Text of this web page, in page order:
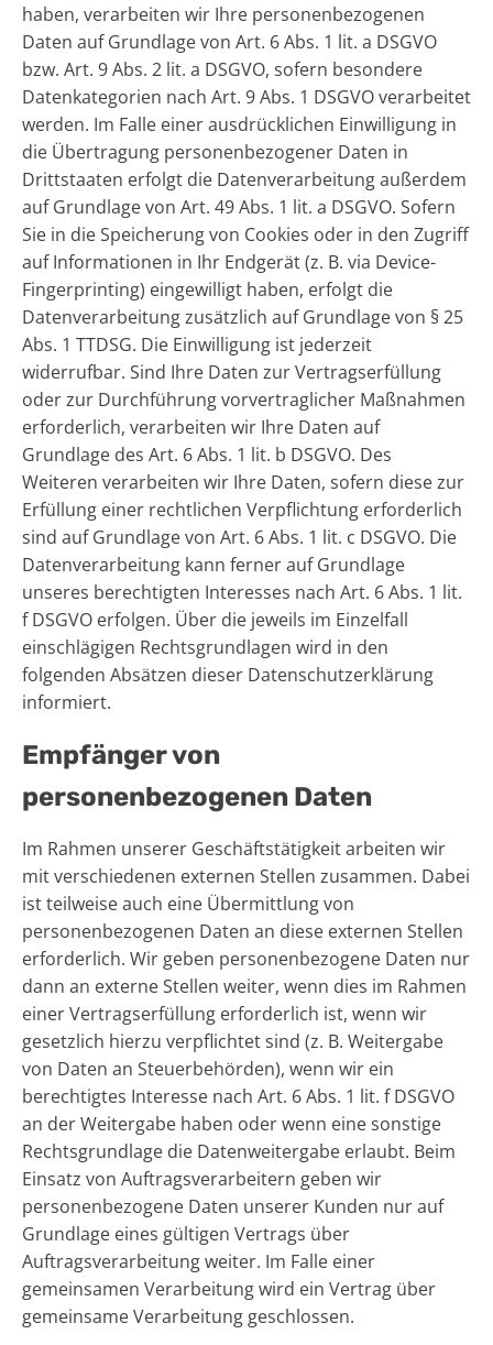
haben, verarbeiten wir Ihre personenbezogenen
Daten auf Grundlage von Art. 6 Abs. 1 lit. a DSGVO
bzw. Art. 9 Abs. 2 lit. a DSGVO, sofern besondere
Datenkategorien nach Art. 9 Abs. 1 DSGVO verarbeitet
werden. Im Falle einer ausdrücklichen Einwilligung in
die Übertragung personenbezogener Daten in
Drittstaaten erfolgt die Datenverarbeitung außerdem
auf Grundlage von Art. 49 Abs. 1 lit. a DSGVO. Sofern
Sie in die Speicherung von Cookies oder in den Zugriff
auf Informationen in Ihr Endgerät (z. B. via Device-
Fingerprinting) eingewilligt haben, erfolgt die
Datenverarbeitung zusätzlich auf Grundlage von § 25
Abs. 1 TTDSG. Die Einwilligung ist jederzeit
widerrufbar. Sind Ihre Daten zur Vertragserfüllung
oder zur Durchführung vorvertraglicher Maßnahmen
erforderlich, verarbeiten wir Ihre Daten auf
Grundlage des Art. 6 Abs. 1 lit. b DSGVO. Des
Weiteren verarbeiten wir Ihre Daten, sofern diese zur
Erfüllung einer rechtlichen Verpflichtung erforderlich
sind auf Grundlage von Art. 6 Abs. 1 lit. c DSGVO. Die
Datenverarbeitung kann ferner auf Grundlage
unseres berechtigten Interesses nach Art. 6 Abs. 1 lit.
f DSGVO erfolgen. Über die jeweils im Einzelfall
einschlägigen Rechtsgrundlagen wird in den
folgenden Absätzen dieser Datenschutzerklärung
informiert.
Empfänger von
personenbezogenen Daten
Im Rahmen unserer Geschäftstätigkeit arbeiten wir
mit verschiedenen externen Stellen zusammen. Dabei
ist teilweise auch eine Übermittlung von
personenbezogenen Daten an diese externen Stellen
erforderlich. Wir geben personenbezogene Daten nur
dann an externe Stellen weiter, wenn dies im Rahmen
einer Vertragserfüllung erforderlich ist, wenn wir
gesetzlich hierzu verpflichtet sind (z. B. Weitergabe
von Daten an Steuerbehörden), wenn wir ein
berechtigtes Interesse nach Art. 6 Abs. 1 lit. f DSGVO
an der Weitergabe haben oder wenn eine sonstige
Rechtsgrundlage die Datenweitergabe erlaubt. Beim
Einsatz von Auftragsverarbeitern geben wir
personenbezogene Daten unserer Kunden nur auf
Grundlage eines gültigen Vertrags über
Auftragsverarbeitung weiter. Im Falle einer
gemeinsamen Verarbeitung wird ein Vertrag über
gemeinsame Verarbeitung geschlossen.